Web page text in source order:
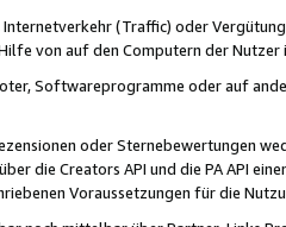
Internetverkehr (Traffic) oder
von auf den Computern der
Softwareprogramme oder auf
oder Sternebewertungen
die Creators API und die PA API
Voraussetzungen für die